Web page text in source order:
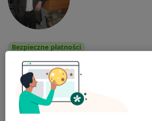
Bezpieczne płatności
lek. Piotr Wajda
Ginekolog ·Więcej
293 opinie